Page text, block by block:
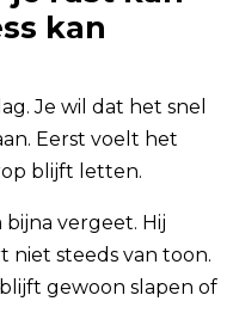
kan
Je wil dat het snel
Eerst voelt het
blijft letten.
vergeet. Hij
niet steeds van toon.
gewoon slapen of